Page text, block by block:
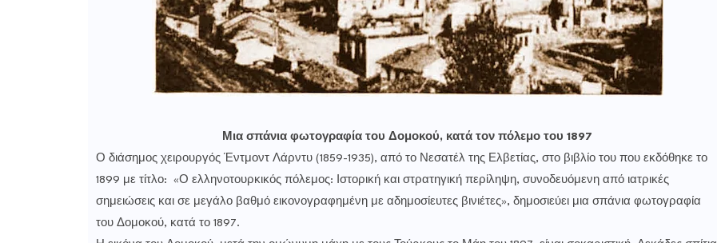
Μια σπάνια φωτογραφία του Δομοκού, κατά τον πόλεμο του 1897
Ο διάσημος χειρουργός Έντμοντ Λάρντυ (1859-1935), από το Νεσατέλ της Ελβετίας, στο βιβλίο του που εκδόθηκε το
1899 με τίτλο: «Ο ελληνοτουρκικός πόλεμος: Ιστορική και στρατηγική περίληψη, συνοδευόμενη από ιατρικές
σημειώσεις και σε μεγάλο βαθμό εικονογραφημένη με αδημοσίευτες βινιέτες», δημοσιεύει μια σπάνια φωτογραφία
του Δομοκού, κατά το 1897.